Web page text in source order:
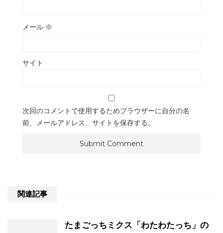
メール ※
サイト
次回のコメントで使用するためブラウザーに自分の名
前、メールアドレス、サイトを保存する。
関連記事
たまごっちミクス「わたわたっち」の